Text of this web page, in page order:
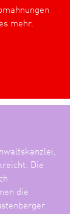
mehr.
Die
die